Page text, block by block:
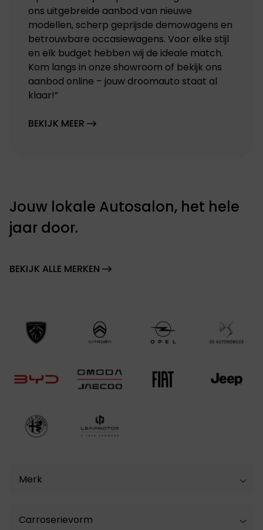
ons uitgebreide aanbod van nieuwe
modellen, scherp geprijsde demowagens en
betrouwbare occasiewagens. Voor elke stijl
en elk budget hebben wij de ideale match.
Kom langs in onze showroom of bekijk ons
aanbod online – jouw droomauto staat al
klaar!”
BEKIJK MEER
Jouw lokale Autosalon, het hele
jaar door.
BEKIJK ALLE MERKEN